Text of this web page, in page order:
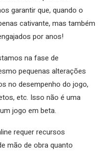
garantir que, quando o
cativante, mas também
por anos!
na fase de
pequenas alterações
no desempenho do jogo,
etc. Isso não é uma
jogo em beta.
requer recursos
mão de obra quanto